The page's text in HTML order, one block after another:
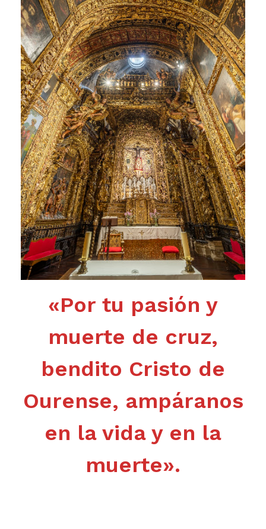
«Por tu pasión y
muerte de cruz,
bendito Cristo de
Ourense, ampáranos
en la vida y en la
muerte».